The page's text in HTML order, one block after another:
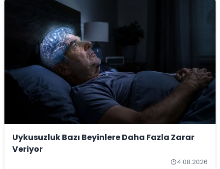
Uykusuzluk Bazı Beyinlere Daha Fazla Zarar
Veriyor
4.08.2026